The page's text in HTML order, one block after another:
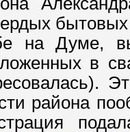
на Думе,
в
района